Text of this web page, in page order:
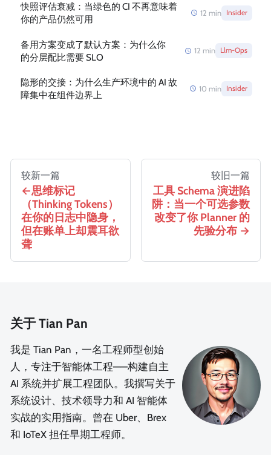
快照评估衰减：当绿色的 CI 不再意味着
你的产品仍然可用
12 min Insider
备用方案变成了默认方案：为什么你
的分层配比需要 SLO
12 min Llm-Ops
隐形的交接：为什么生产环境中的 AI 故
障集中在组件边界上
10 min Insider
较新一篇
思维标记
（Thinking Tokens）
在你的日志中隐身，
但在账单上却震耳欲
聋
较旧一篇
工具 Schema 演进陷
阱：当一个可选参数
改变了你 Planner 的
先验分布
关于 Tian Pan
我是 Tian Pan，一名工程师型创始
人，专注于智能体工程——构建自主
AI 系统并扩展工程团队。我撰写关于
系统设计、技术领导力和 AI 智能体
实战的实用指南。曾在 Uber、Brex
和 IoTeX 担任早期工程师。